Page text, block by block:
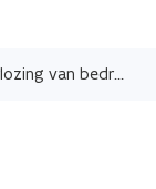
Tarieven in de heffing leegstand en verwaarlozing van bedrijfsgebouwen